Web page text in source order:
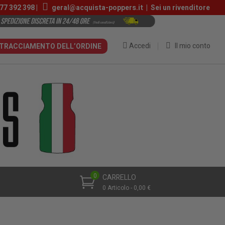
392 398 | geral@acquista-poppers.it | Sei un rivenditore
Il mio conto
Accedi
TRACCIAMENTO DELL’ORDINE
CARRELLO
0 Articolo - 0,00 €
0